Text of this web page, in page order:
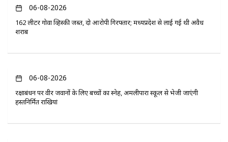
06-08-2026
162 लीटर गोवा व्हिस्की जब्त, दो आरोपी गिरफ्तार; मध्यप्रदेश से लाई गई थी अवैध
शराब
06-08-2026
रक्षाबंधन पर वीर जवानों के लिए बच्चों का स्नेह, अमलीपारा स्कूल से भेजी जाएंगी
हस्तनिर्मित राखियां